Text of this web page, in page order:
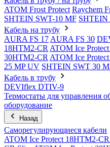
ATOM Frost Protect Raychem
SHTEIN SWT-10 MF SHTEIN
Кабель на трубу
AURA FS 17 AURA FS 30
18HTM2-CR ATOM Ice
30HTM2-CR ATOM Ice
25 MP UV SHTEIN SWT 30
Кабель в трубу
DEVIflex DTIV-9
Термостаты для управления
оборудование
Назад
Саморегулирующиеся кабели
ATOM Ice Protect 18HTM2-